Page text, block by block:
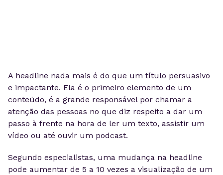
A headline nada mais é do que um título persuasivo
e impactante. Ela é o primeiro elemento de um
conteúdo, é a grande responsável por chamar a
atenção das pessoas no que diz respeito a dar um
passo à frente na hora de ler um texto, assistir um
vídeo ou até ouvir um podcast.
Segundo especialistas, uma mudança na headline
pode aumentar de 5 a 10 vezes a visualização de um